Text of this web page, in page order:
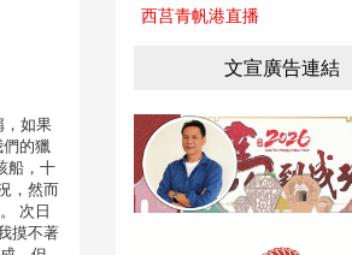
，如果
的獵
船，十
，然而
次日
摸不著
西莒青帆港直播
文宣廣告連結